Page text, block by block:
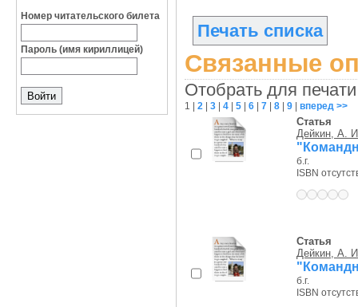
Номер читательского билета
Пароль (имя кириллицей)
Печать списка
Связанные
Отобрать для
1 2 3 4 5 6 7 8 9 вперед >>
Статья
Дейкин, А.
б.г.
ISBN
Статья
Дейкин, А.
б.г.
ISBN